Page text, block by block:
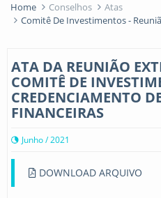
Home Conselhos
Atas
Comitê De Investimentos -
ATA DA REUNIÃO
COMITÊ DE
CREDENCIAMENTO
FINANCEIRAS
Junho / 2021
DOWNLOAD ARQUIVO